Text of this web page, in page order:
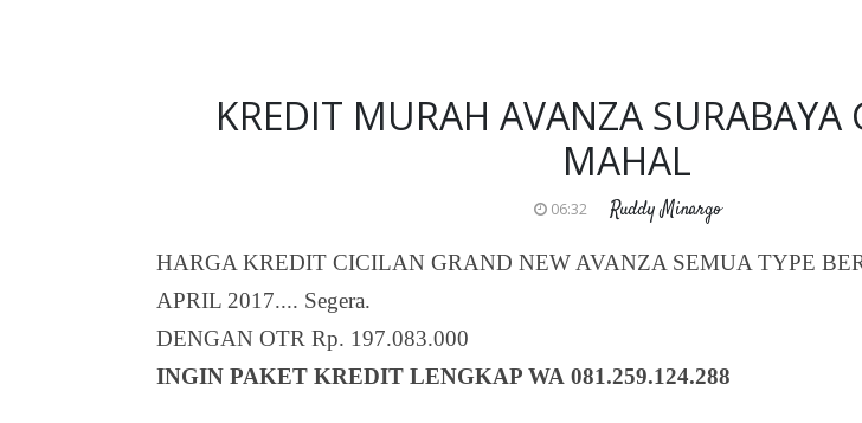
KREDIT MURAH AVANZA SURABAYA
MAHAL
06:32 Ruddy Minargo
HARGA KREDIT CICILAN GRAND NEW AVANZA SEMUA TYPE
APRIL 2017.... Segera.
DENGAN OTR Rp. 197.083.000
INGIN PAKET KREDIT LENGKAP WA 081.259.124.288